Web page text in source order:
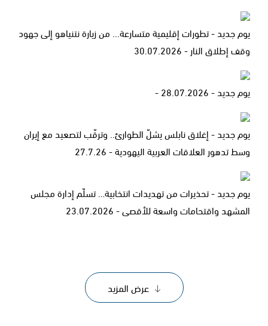
يوم جديد - تطورات إقليمية متسارعة... من زيارة نتنياهو إلى جهود
وقف إطلاق النار - 30.07.2026
يوم جديد - 28.07.2026 -
يوم جديد - إغلاق نابلس يشلّ الطوارئ.. وترقّب لتصعيد مع إيران
وسط تدهور العلاقات العربية اليهودية - 27.7.26
يوم جديد - تحذيرات من تهديدات انتخابية… تسلّم إدارة مجلس
المشهد واقتحامات واسعة للأقصى - 23.07.2026
عرض المزيد